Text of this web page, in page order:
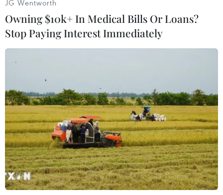
(Vietnam+)
JG Wentworth
Owning $10k+ In Medical Bills Or Loans?
Stop Paying Interest Immediately